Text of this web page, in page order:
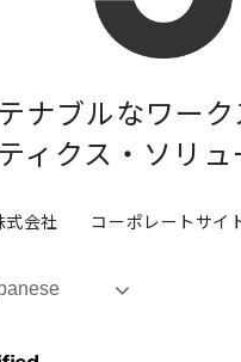
ナブルなワー
ィクス・ ソリュ
式会社 コーポレートサイ